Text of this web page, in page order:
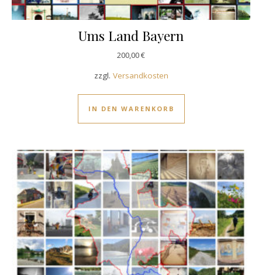
Ums Land Bayern
200,00€
zzgl. Versandkosten
IN DEN WARENKORB